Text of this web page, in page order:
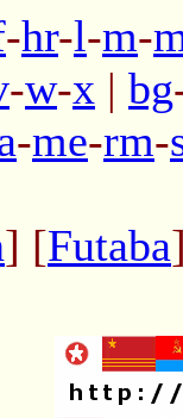
-hr-l-m-
-w-x | bg
-me-rm-
] [Futaba